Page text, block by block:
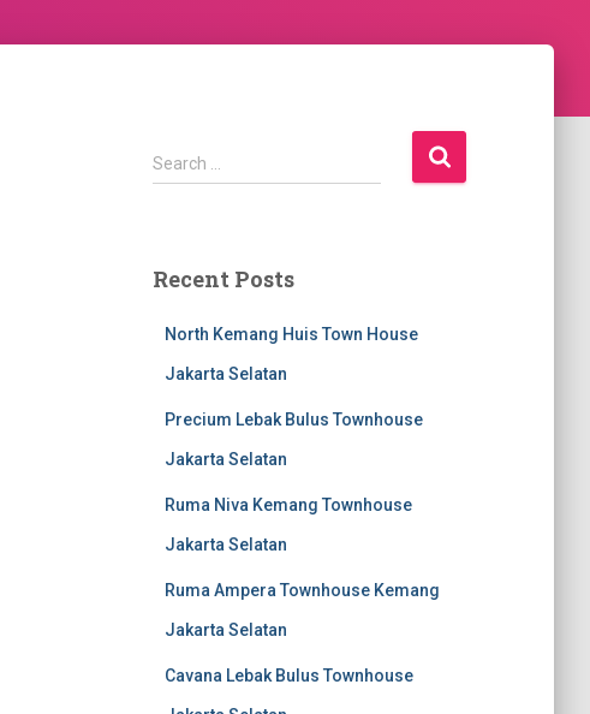
S
e
h
Search …
Recent Posts
North Kemang Huis Town House
Jakarta Selatan
Precium Lebak Bulus Townhouse
Jakarta Selatan
Ruma Niva Kemang Townhouse
Jakarta Selatan
Ruma Ampera Townhouse Kemang
Jakarta Selatan
Cavana Lebak Bulus Townhouse